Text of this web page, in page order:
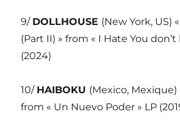
9/ DOLLHOUSE (New York, US)
(Part II) » from « I Hate You
(2024)
10/ HAIBOKU (Mexico, Mexique)
from « Un Nuevo Poder » LP